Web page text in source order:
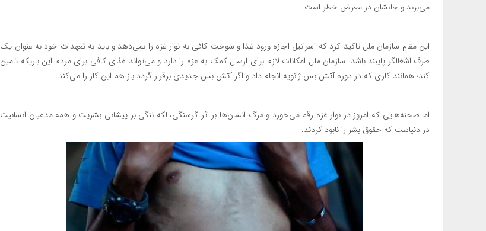
می‌برند و جانشان در معرض خطر است.
این مقام سازمان ملل تاکید کرد که اسرائیل اجازه ورود غذا و سوخت کافی به نوار غزه را نمی‌دهد و باید به تعهدات خود به عنوان یک
طرف اشغالگر پایبند باشد. سازمان ملل امکانات لازم برای ارسال کمک به غزه را دارد و می‌تواند غذای کافی برای مردم این باریکه تامین
کند؛ همانند کاری که در دوره آتش بس ژانویه انجام داد و اگر آتش بس جدیدی برقرار گردد باز هم این کار را می‌کند.
اما صحنه‌هایی که امروز در نوار غزه رقم می‌خورد و مرگ انسان‌ها بر اثر گرسنگی، لکه ننگی بر پیشانی بشریت و همه مدعیان انسانیت
در دنیاست که حقوق بشر را نابود کردند.